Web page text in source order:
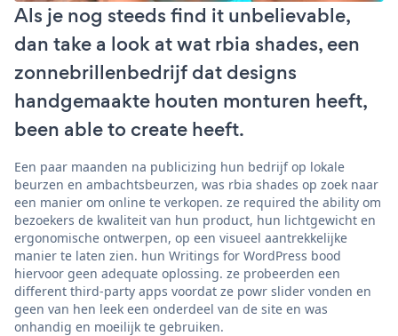
Als je nog steeds find it unbelievable,
dan take a look at wat rbia shades, een
zonnebrillenbedrijf dat designs
handgemaakte houten monturen heeft,
been able to create heeft.
Een paar maanden na publicizing hun bedrijf op lokale
beurzen en ambachtsbeurzen, was rbia shades op zoek naar
een manier om online te verkopen. ze required the ability om
bezoekers de kwaliteit van hun product, hun lichtgewicht en
ergonomische ontwerpen, op een visueel aantrekkelijke
manier te laten zien. hun Writings for WordPress bood
hiervoor geen adequate oplossing. ze probeerden een
different third-party apps voordat ze powr slider vonden en
geen van hen leek een onderdeel van de site en was
onhandig en moeilijk te gebruiken.